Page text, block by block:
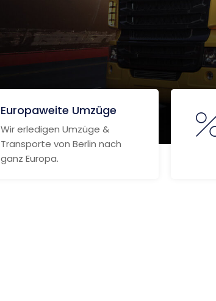
Europaweite Umzüge
Wir erledigen Umzüge &
Transporte von Berlin nach
ganz Europa.